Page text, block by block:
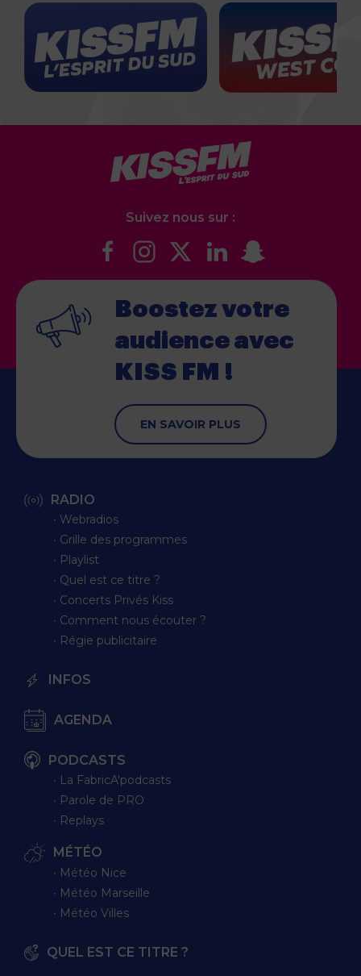
Suivez nous sur :
Boostez votre
audience avec
KISS FM !
EN SAVOIR PLUS
RADIO
∙ Webradios
∙ Grille des programmes
∙ Playlist
∙ Quel est ce titre ?
∙ Concerts Privés Kiss
∙ Comment nous écouter ?
∙ Régie publicitaire
INFOS
AGENDA
PODCASTS
∙ La FabricA'podcasts
∙ Parole de PRO
∙ Replays
MÉTÉO
∙ Météo Nice
∙ Météo Marseille
∙ Météo Villes
QUEL EST CE TITRE ?